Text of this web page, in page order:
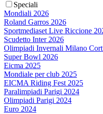
Speciali
Mondiali 2026
Roland Garros 2026
Sportmediaset Live Riccione
Scudetto Inter 2026
Olimpiadi Invernali Milano
Super Bowl 2026
Eicma 2025
Mondiale per club 2025
EICMA Riding Fest 2025
Paralimpiadi Parigi 2024
Olimpiadi Parigi 2024
Euro 2024